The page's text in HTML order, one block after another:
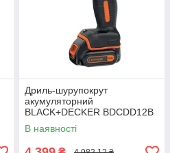
Дриль-шурупокрут
акумуляторний
BLACK+DECKER BDCDD12B
В наявності